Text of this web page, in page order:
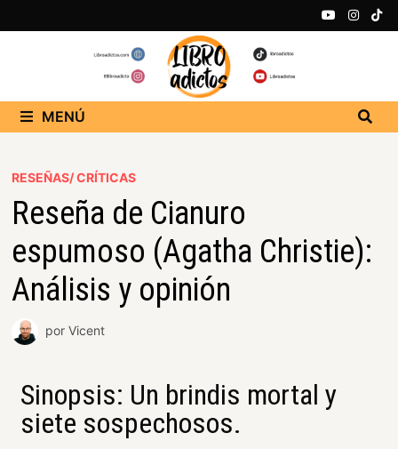
MENÚ
RESEÑAS/ CRÍTICAS
Reseña de Cianuro
espumoso (Agatha Christie):
Análisis y opinión
por Vicent
Sinopsis: Un brindis mortal y
siete sospechosos.